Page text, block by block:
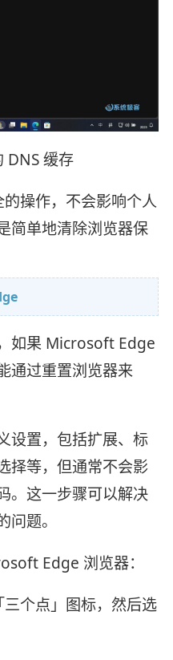
DNS 缓存
操作，不会影响个人
简单地清除浏览器保
如果 Microsoft Edge
通过重置浏览器来
设置，包括扩展、标
择等，但通常不会影
。这一步骤可以解决
题。
Edge 浏览器：
个点」图标，然后选